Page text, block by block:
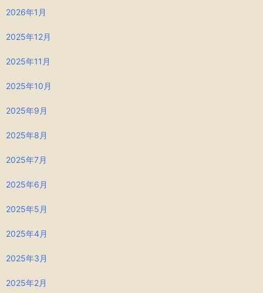
2026年1月
2025年12月
2025年11月
2025年10月
2025年9月
2025年8月
2025年7月
2025年6月
2025年5月
2025年4月
2025年3月
2025年2月